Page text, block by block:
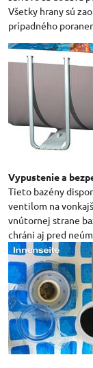
Všetky hrany sú
prípadného
Vypustenie a
Tieto bazény
ventilom na
vnútornej strane
chráni aj pred